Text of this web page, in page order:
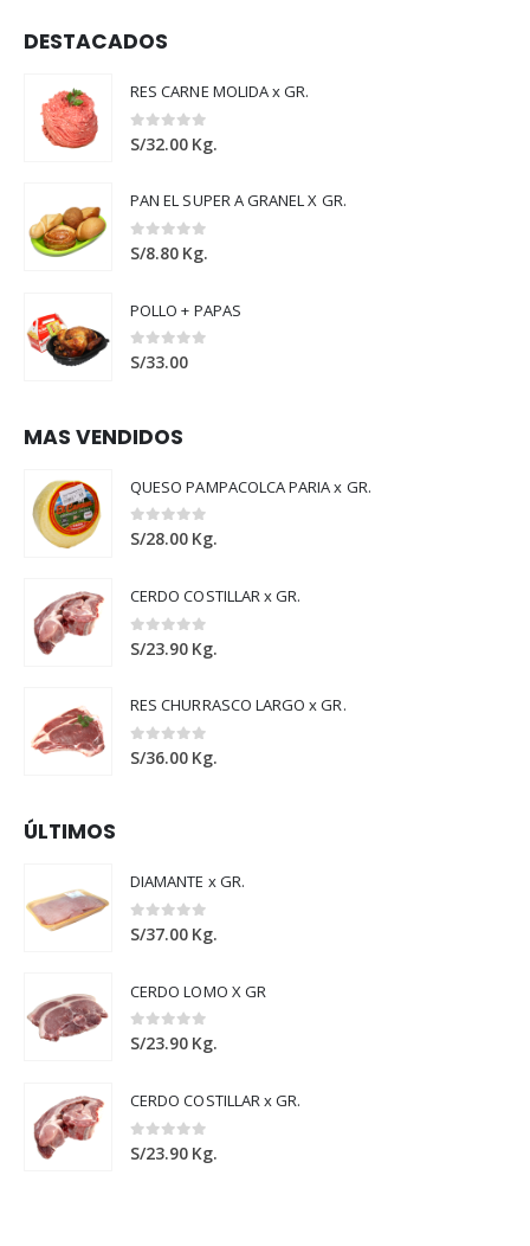
DESTACADOS
RES CARNE MOLIDA x GR.
0out of 5
S/32.00 Kg.
PAN EL SUPER A GRANEL X GR.
0out of 5
S/8.80 Kg.
POLLO + PAPAS
0out of 5
S/33.00
MAS VENDIDOS
QUESO PAMPACOLCA PARIA x GR.
0out of 5
S/28.00 Kg.
CERDO COSTILLAR x GR.
0out of 5
S/23.90 Kg.
RES CHURRASCO LARGO x GR.
0out of 5
S/36.00 Kg.
ÚLTIMOS
DIAMANTE x GR.
0out of 5
S/37.00 Kg.
CERDO LOMO X GR
0out of 5
S/23.90 Kg.
CERDO COSTILLAR x GR.
0out of 5
S/23.90 Kg.